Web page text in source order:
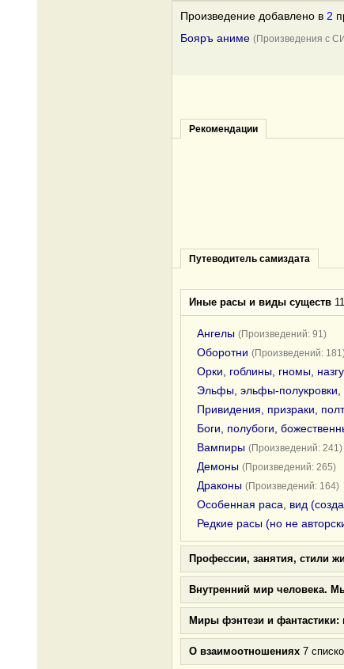
Произведение добавлено в 2
Бояръ аниме (Произведения с
Рекомендации
Путеводитель самиздата
Иные расы и виды существ
Ангелы (Произведений: 91)
Оборотни (Произведений:
Орки, гоблины, гномы,
Эльфы, эльфы-полукровки,
Привидения, призраки,
Боги, полубоги,
Вампиры (Произведений: 241)
Демоны (Произведений: 265)
Драконы (Произведений: 164)
Особенная раса, вид
Редкие расы (но не
Профессии, занятия, стили
Внутренний мир человека.
Миры фэнтези и
О взаимоотношениях 7